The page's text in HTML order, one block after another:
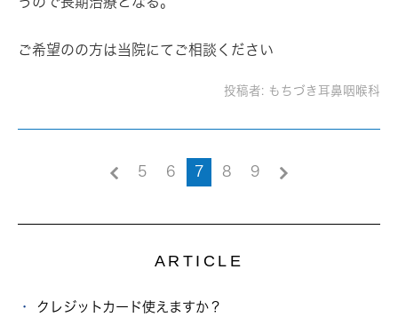
ご希望のの方は当院にてご相談ください
投稿者: もちづき耳鼻咽喉科
5 6 7 8 9
ARTICLE
クレジットカード使えますか？